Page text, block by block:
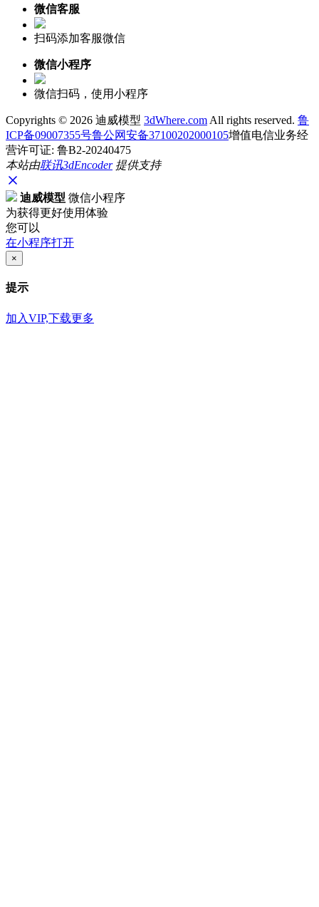
微信客服
扫码添加客服微信
微信小程序
微信扫码，使用小程序
Copyrights © 2026 迪威模型 3dWhere.com All rights reserved. 鲁
ICP备09007355号鲁公网安备37100202000105增值电信业务经
营许可证: 鲁B2-20240475
本站由联讯3dEncoder提供支持
迪威模型 微信小程序
为获得更好使用体验
您可以
在小程序打开
×
提示
加入VIP,下载更多